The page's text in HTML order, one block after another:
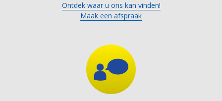
Ontdek waar u ons kan vinden!
Maak een afspraak